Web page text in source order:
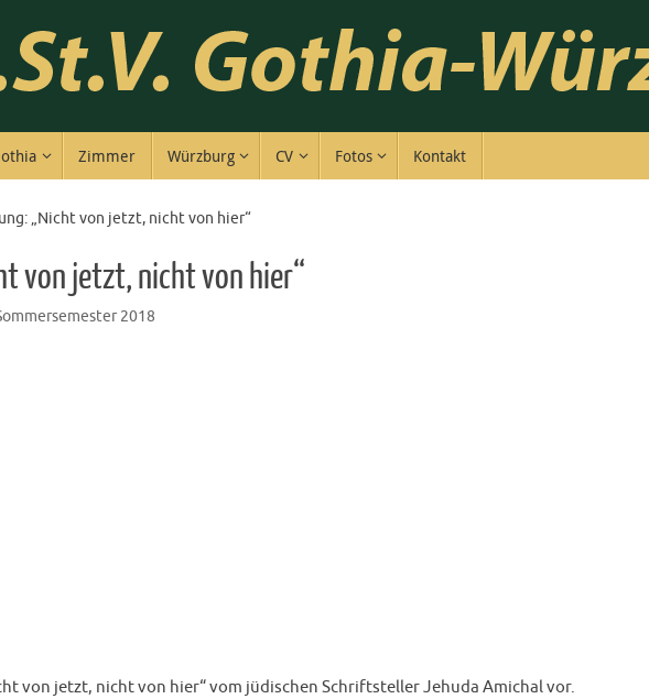
Zimmer Würzburg CV Fotos Kontakt
„Nicht von jetzt, nicht von hier“
von jetzt, nicht von hier“
2018
von jetzt, nicht von hier“ vom jüdischen Schriftsteller Jehuda Amichal vor.